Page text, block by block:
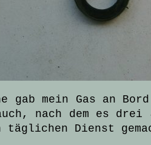
gab mein Gas an
nach dem es drei
täglichen Dienst